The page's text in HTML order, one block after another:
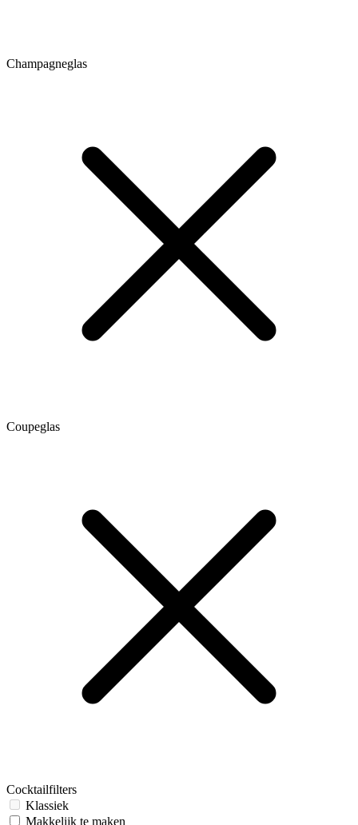
Champagneglas
Coupeglas
Cocktailfilters
Klassiek
Makkelijk te maken